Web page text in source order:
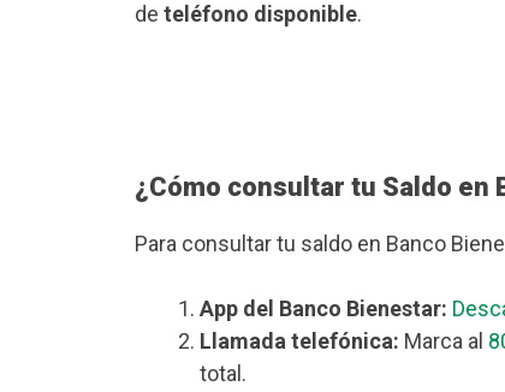
de teléfono disponible.
¿Cómo consultar tu Saldo en
Para consultar tu saldo en Banco
App del Banco Bienestar:
Llamada telefónica: Marca al
total.